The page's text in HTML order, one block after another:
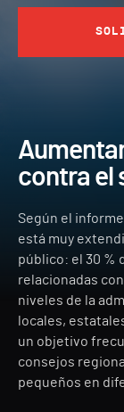
contra el
Según el
está muy
público: el 30 %
relacionadas
niveles de la
locales,
un objetivo
consejos
pequeños en